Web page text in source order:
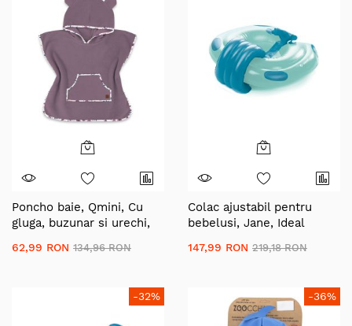
Poncho baie, Qmini, Cu
gluga, buzunar si urechi,
Tex Standard 100, 1 - 4
62,99 RON 134,96 RON
Colac ajustabil pentru
bebelusi, Jane, Ideal
inot, Aquarel Blue
147,99 RON 219,18 RON
-32% -36%